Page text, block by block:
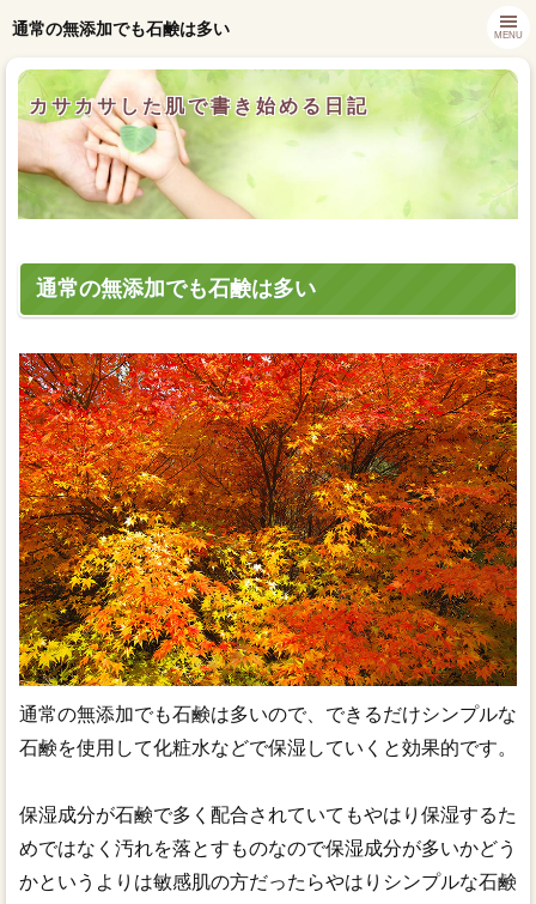
通常の無添加でも石鹸は多い
カサカサした肌で書き始める日記
MENU
通常の無添加でも石鹸は多い
通常の無添加でも石鹸は多いので、できるだけシンプルな
石鹸を使用して化粧水などで保湿していくと効果的です。
保湿成分が石鹸で多く配合されていてもやはり保湿するた
めではなく汚れを落とすものなので保湿成分が多いかどう
かというよりは敏感肌の方だったらやはりシンプルな石鹸